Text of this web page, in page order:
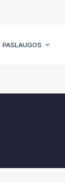
PASLAUGOS